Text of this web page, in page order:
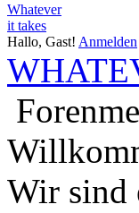
Whatever
it takes
Hallo, Gast! Anmelden
Wir sind